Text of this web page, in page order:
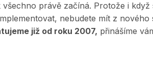
právě začíná. Protože i když
nebudete mít z
již od roku 2007, přinášíme